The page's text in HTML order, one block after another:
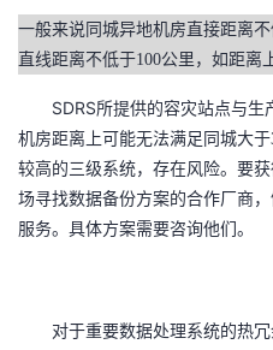
一般来说同城异地机房直接距离
直线距离不低于100公里，如距离
SDRS所提供的容灾站点与生
机房距离上可能无法满足同城大
较高的三级系统，存在风险。要
场寻找数据备份方案的合作厂商
服务。具体方案需要咨询他们。
对于重要数据处理系统的热